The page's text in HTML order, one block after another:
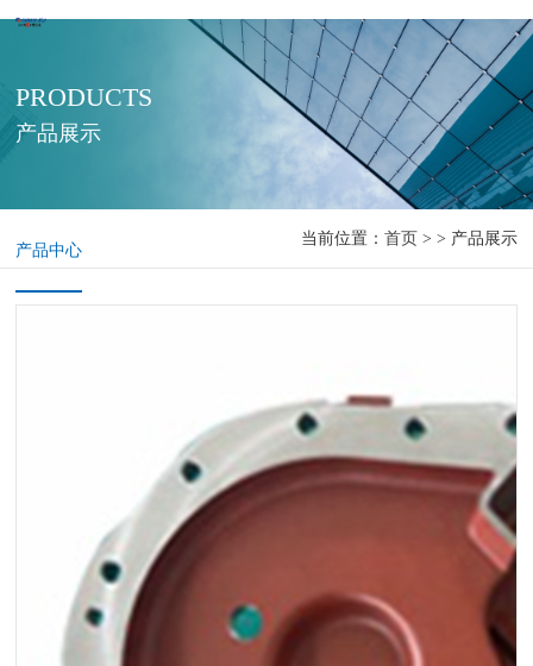
PRODUCTS
产品展示
产品中心
当前位置： 首页 > > 产品展示